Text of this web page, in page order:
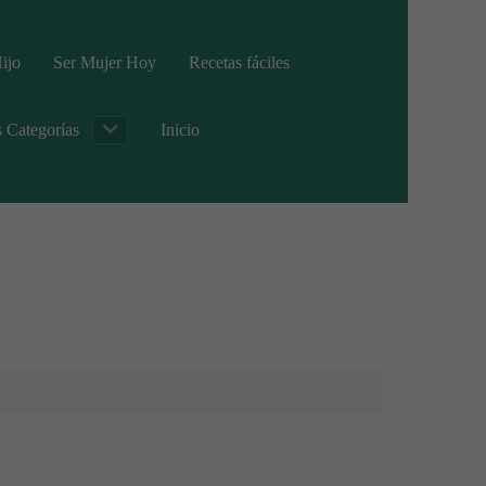
Ser Mujer Hoy Recetas fáciles
Categorías Inicio